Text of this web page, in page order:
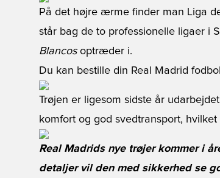
På det højre ærme finder man Liga
står bag de to professionelle ligaer i
Blancosoptræder i.
Du kan bestille din Real Madrid
Trøjen er ligesom sidste år
komfort og god svedtransport,
Real Madrids nye trøjer kommer i
detaljer vil den med sikkerhed se